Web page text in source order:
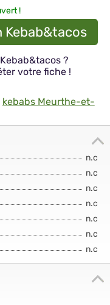
!
Kebab&tacos
?
votre fiche !
kebabs Meurthe-et-
n.c
n.c
n.c
n.c
n.c
n.c
n.c